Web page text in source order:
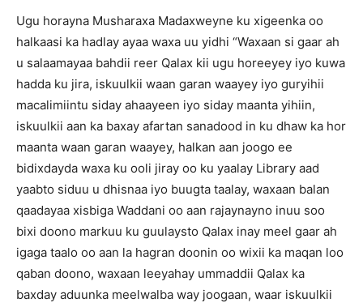
Ugu horayna Musharaxa Madaxweyne ku xigeenka oo
halkaasi ka hadlay ayaa waxa uu yidhi “Waxaan si gaar ah
u salaamayaa bahdii reer Qalax kii ugu horeeyey iyo kuwa
hadda ku jira, iskuulkii waan garan waayey iyo guryihii
macalimiintu siday ahaayeen iyo siday maanta yihiin,
iskuulkii aan ka baxay afartan sanadood in ku dhaw ka hor
maanta waan garan waayey, halkan aan joogo ee
bidixdayda waxa ku ooli jiray oo ku yaalay Library aad
yaabto siduu u dhisnaa iyo buugta taalay, waxaan balan
qaadayaa xisbiga Waddani oo aan rajaynayno inuu soo
bixi doono markuu ku guulaysto Qalax inay meel gaar ah
igaga taalo oo aan la hagran doonin oo wixii ka maqan loo
qaban doono, waxaan leeyahay ummaddii Qalax ka
baxday aduunka meelwalba way joogaan, waar iskuulkii